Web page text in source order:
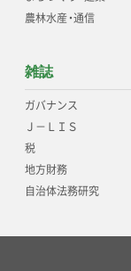
農林水産・通信
雑誌
ガバナンス
Ｊ－ＬＩＳ
税
地方財務
自治体法務研究